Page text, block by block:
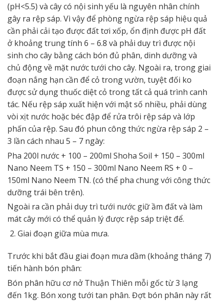
(pH<5.5) và cây có nội sinh yếu là nguyên nhân chính
gây ra rệp sáp. Vì vậy để phòng ngừa rệp sáp hiệu quả
cần phải cải tạo được đất tơi xốp, ổn định được pH đất
ở khoảng trung tính 6 – 6.8 và phải duy trì được nội
sinh cho cây bằng cách bón đủ phân, dinh dưỡng và
chủ động về mặt nước tưới cho cây. Ngoài ra, trong giai
đoạn nắng hạn cần để cỏ trong vườn, tuyệt đối ko
được sử dụng thuốc diệt cỏ trong tất cả quá trình canh
tác. Nếu rệp sáp xuất hiện với mật số nhiều, phải dùng
vòi xịt nước hoặc béc đập để rửa trôi rệp sáp và lớp
phấn của rệp. Sau đó phun công thức ngừa rệp sáp 2 –
3 lần cách nhau 5 – 7 ngày:
Pha 200l nước + 100 – 200ml Shoha Soil + 150 – 300ml
Nano Neem TS + 150 – 300ml Nano Neem RS + 0 –
150ml Nano Neem TN. (có thể pha chung với công thức
dưỡng trái bên trên).
Ngoài ra cần phải duy trì tưới nước giữ ầm đất và làm
mát cây mới có thể quản lý được rệp sáp triệt để.
Giai đoạn giữa mùa mưa.
Trước khi bắt đầu giai đoạn mưa dầm (khoảng tháng 7)
tiến hành bón phân:
Bón phân hữu cơ nở Thuận Thiên mỗi gốc từ 3 lạng
đến 1kg. Bón xong tưới tan phân. Đợt bón phân này rất